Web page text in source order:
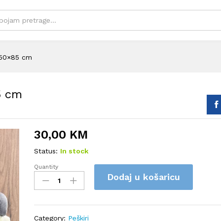
cm
cm
30,00 KM
Status: In stock
Peškiri
SET
12
Quantity
Dodaj u košaricu
Category: Peškiri